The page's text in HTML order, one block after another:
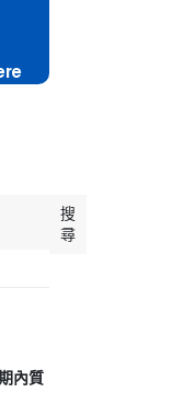
搜
尋
內質